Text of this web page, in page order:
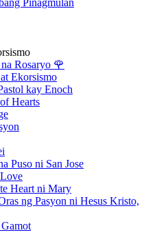
Rosaryo 🌹
Ekorsismo
kay Enoch
Hearts
Puso ni San Jose
Heart ni Mary
ng Pasyon ni Hesus Kristo,